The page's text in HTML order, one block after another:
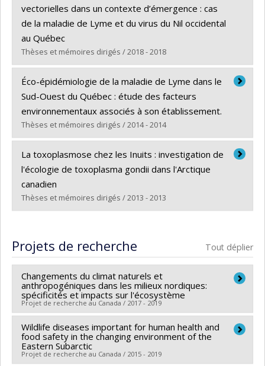
Cycle :Doctorat
Diplôme obtenu :Ph. D.
Lien vers le document dans Papyrus
vectorielles dans un contexte d’émergence : cas
de la maladie de Lyme et du virus du Nil occidental
au Québec
Thèses et mémoires dirigés / 2018 - 2018
Diplômé(e) :Ripoche, Marion
Cycle :Doctorat
Diplôme obtenu : Ph. D.
Lien vers le document dans Papyrus
Éco-épidémiologie de la maladie de Lyme dans le
Sud-Ouest du Québec : étude des facteurs
environnementaux associés à son établissement.
Thèses et mémoires dirigés / 2014 - 2014
Diplômé(e) :Bouchard, Catherine
Cycle :Doctorat
Diplôme obtenu :
Lien vers le document dans Papyrus
La toxoplasmose chez les Inuits : investigation de
l'écologie de toxoplasma gondii dans l'Arctique
canadien
Thèses et mémoires dirigés / 2013 - 2013
Cycle :
Doctorat
Diplôme obtenu :Ph. D.
Lien vers le document dans Papyrus
Projets de recherche Tout déplier
Changements du climat naturels et
anthropogéniques dans les milieux nordiques:
spécificités et impacts sur l'écosystème
Projet de recherche au Canada / 2017 - 2019
Chercheur principal : Anne Devernal
Co-chercheurs : Nicholas Ogden
Sources de financement :Inter-Conseils Frsq - Fcar -
Wildlife diseases important for human health and
food safety in the changing environment of the
Eastern Subarctic
Projet de recherche au Canada / 2015 - 2019